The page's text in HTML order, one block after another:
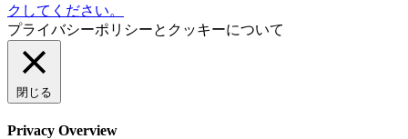
クしてください。
プライバシーポリシーとクッキーについて
閉じる
Privacy Overview